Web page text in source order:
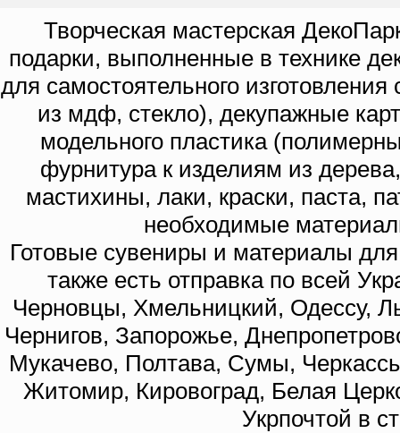
Творческая мастерская
подарки, выполненные в технике
для самостоятельного
из мдф, стекло), декупажные
модельного пластика
фурнитура к изделиям из
мастихины, лаки, краски, паста,
необходимые
Готовые сувениры и материалы
также есть отправка по всей
Черновцы, Хмельницкий, Одессу,
Чернигов, Запорожье,
Мукачево, Полтава, Сумы,
Житомир, Кировоград, Белая
Укрпочтой в